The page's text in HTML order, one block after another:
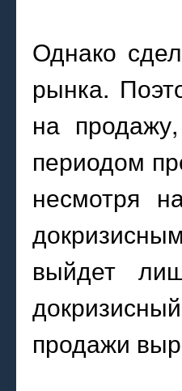
Однако
рынка.
на
периодом
несмотря
выйдет
продажи